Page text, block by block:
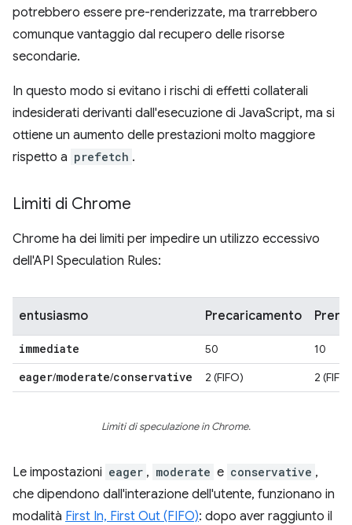
potrebbero essere pre-renderizzate, ma trarrebbero
comunque vantaggio dal recupero delle risorse
secondarie.
In questo modo si evitano i rischi di effetti collaterali
indesiderati derivanti dall'esecuzione di JavaScript, ma si
ottiene un aumento delle prestazioni molto maggiore
rispetto a prefetch .
Limiti di Chrome
Chrome ha dei limiti per impedire un utilizzo eccessivo
dell'API Speculation Rules:
entusiasmo Precaricamento
immediate 50 10
eager/moderate/conservative 2 (FIFO) 2 (FIFO)
Limiti di speculazione in Chrome.
Le impostazioni eager , moderate e conservative ,
che dipendono dall'interazione dell'utente, funzionano in
modalità First In, First Out (FIFO): dopo aver raggiunto il